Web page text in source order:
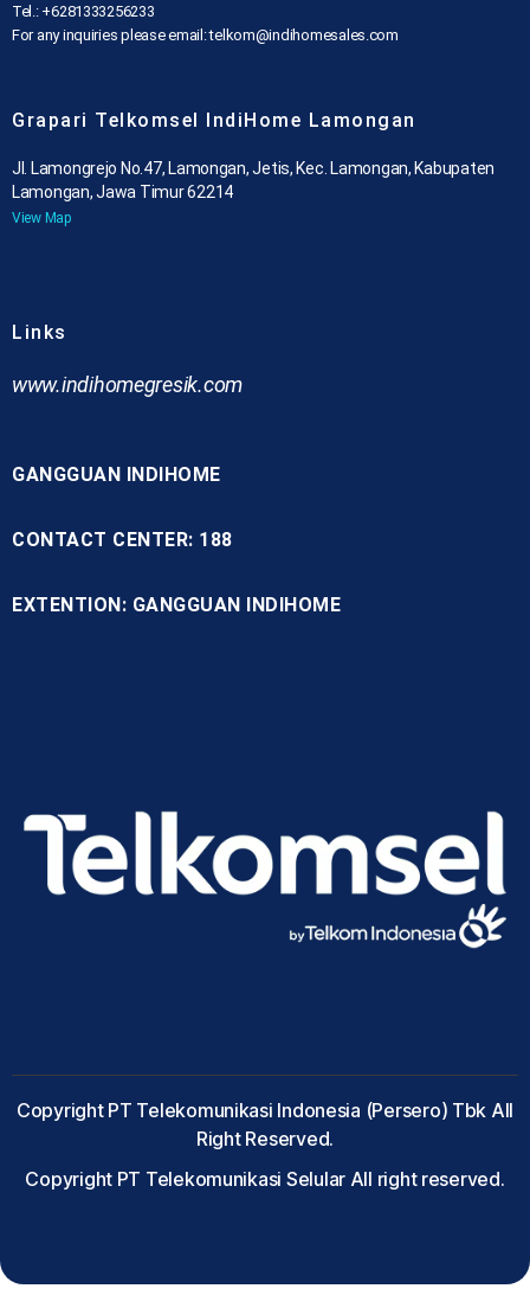
Tel.: +6281333256233
For any inquiries please email: telkom@indihomesales.com
Grapari Telkomsel IndiHome Lamongan
Jl. Lamongrejo No.47, Lamongan, Jetis, Kec. Lamongan, Kabupaten
Lamongan, Jawa Timur 62214
View Map
Links
www.indihomegresik.com
GANGGUAN INDIHOME
CONTACT CENTER: 188
EXTENTION: GANGGUAN INDIHOME
Copyright PT Telekomunikasi Indonesia (Persero) Tbk All
Right Reserved.
Copyright PT Telekomunikasi Selular All right reserved.